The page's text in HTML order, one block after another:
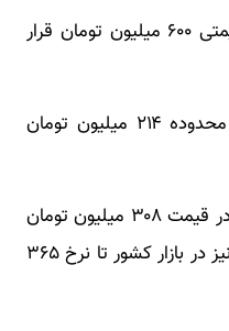
پژو ۲۰۷ اتوماتیک در محدوده قیمتی ۶۰۰ میلیون تومان قرار
تیبا هاچ‌بک‌ پلاس هم‌اکنون در محدوده ۲۱۴ میلیون تومان
پژو ۲۰۶ تیپ دو مدل ۱۴۰۱ اکنون در قیمت ۳۰۸ میلیون تومان
به فروش می‌رسد. ۲۰۶ تیپ پنج نیز در بازار کشور تا نرخ ۳۶۵